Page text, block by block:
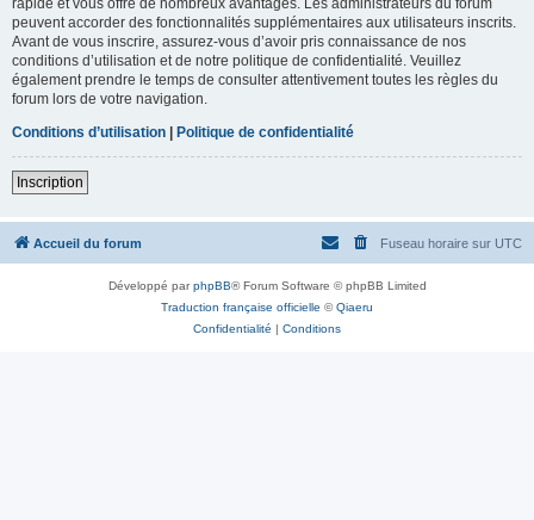
peuvent accorder des fonctionnalités supplémentaires aux utilisateurs inscrits.
Avant de vous inscrire, assurez-vous d’avoir pris connaissance de nos
conditions d’utilisation et de notre politique de confidentialité. Veuillez
également prendre le temps de consulter attentivement toutes les règles du
forum lors de votre navigation.
Conditions d’utilisation | Politique de confidentialité
Inscription
Accueil du forum Fuseau horaire sur UTC
Développé parphpBB® Forum Software © phpBB Limited
Traduction française officielle ©Qiaeru
Confidentialité | Conditions